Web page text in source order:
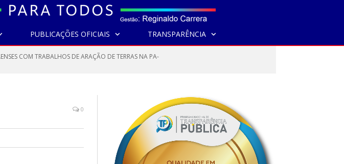
PUBLICAÇÕES OFICIAIS TRANSPARÊNCIA
COM TRABALHOS DE ARAÇÃO DE TERRAS NA PA-
0